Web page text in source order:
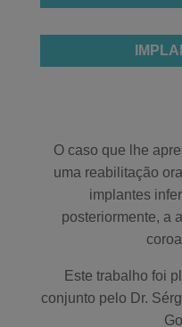
O caso que lhe
uma reabilitação
implantes
posteriormente, a
Este trabalho foi
conjunto pelo Dr.